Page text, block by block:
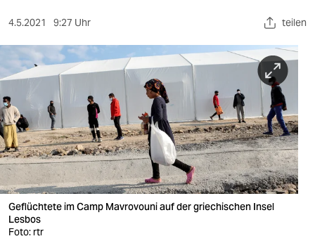
sport
berlin
nord
wahrheit
verlag
verlag
veranstaltungen
4.5.2021 9:27 Uhr teilen
Geflüchtete im Camp Mavrovouni auf der griechischen Insel
Lesbos
Foto: rtr